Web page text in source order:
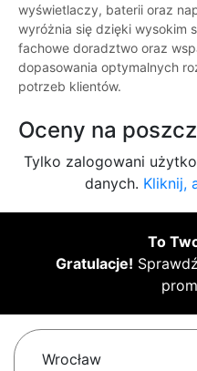
wyświetlaczy, baterii oraz
wyróżnia się dzięki wysokim
fachowe doradztwo oraz
dopasowania optymalnych
potrzeb klientów.
Oceny na
Tylko zalogowani
danych. Kliknij,
To
Gratulacje!
Wrocław